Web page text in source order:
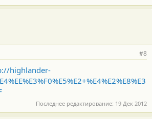
#8
highlander-
Последнее редактирование: 19 Дек 2012